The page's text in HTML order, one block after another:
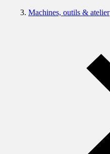
Machines, outils & atelier